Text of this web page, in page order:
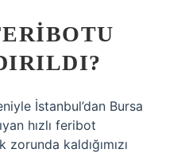
İstanbul’dan Bursa
hızlı feribot
kaldığımızı